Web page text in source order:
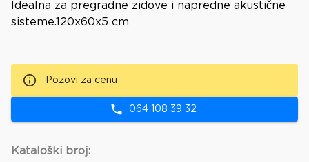
Idealna za pregradne zidove i napredne akustične
sisteme.120x60x5 cm
Pozovi za cenu
064 108 39 32
Kataloški broj: